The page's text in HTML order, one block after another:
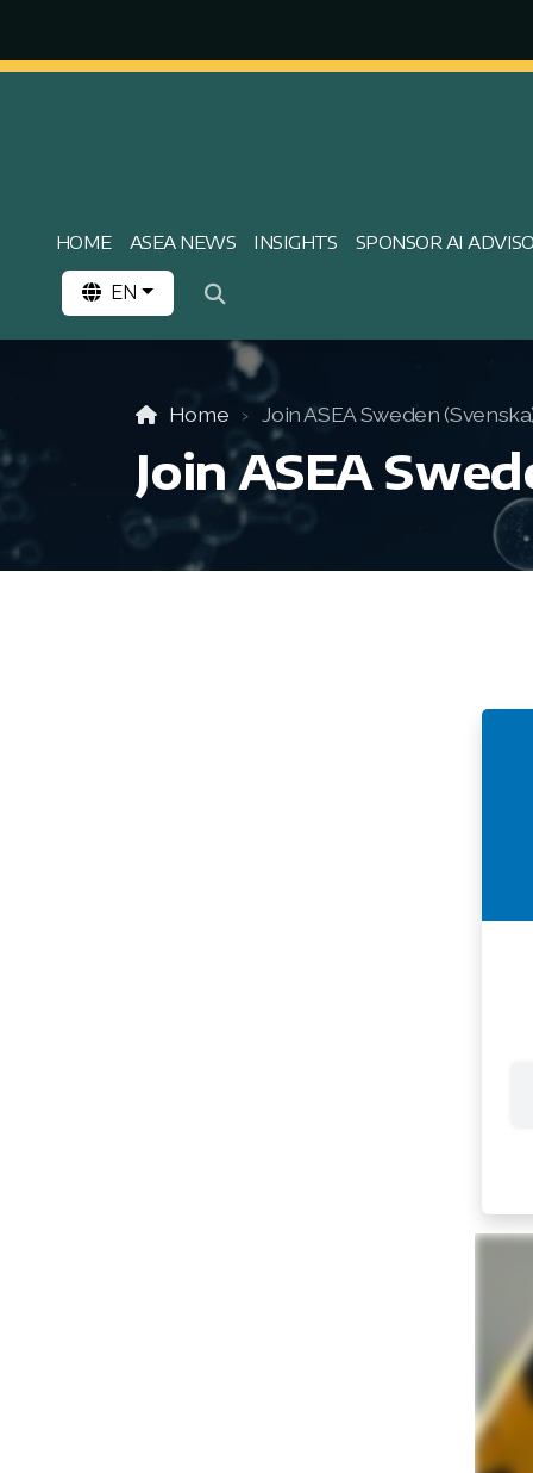
HOME ASEA NEWS INSIGHTS SPONSOR AI
EN
Home Join ASEA Sweden
Join ASEA